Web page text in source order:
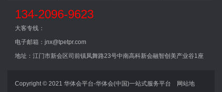
平台
134-2096-9623
大客专线：
电子邮箱：jnx@tpetpr.com
地址：江门市新会区司前镇凤舞路23号中南高科新会融智创美产业谷1座
Copyright © 2021 华体会平台-华体会(中国)一站式服务平台 网站地